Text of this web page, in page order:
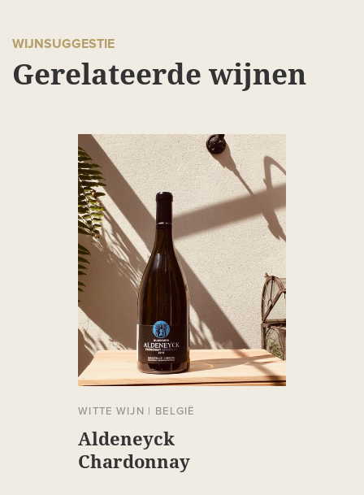
WIJNSUGGESTIE
Gerelateerde wijnen
WITTE WIJN | BELGIË
Aldeneyck
Chardonnay